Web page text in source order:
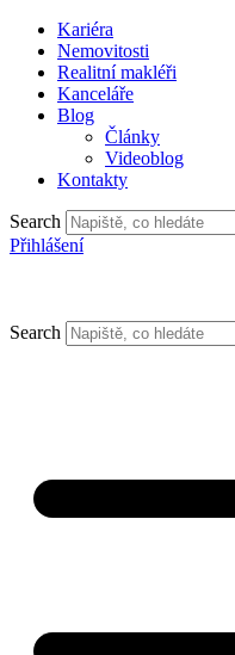
Kariéra
Nemovitosti
Realitní makléři
Kanceláře
Blog
Články
Videoblog
Kontakty
Search
Přihlášení
Search